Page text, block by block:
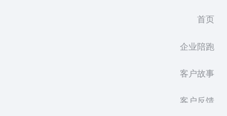
首页
企业陪跑
客户故事
客户反馈